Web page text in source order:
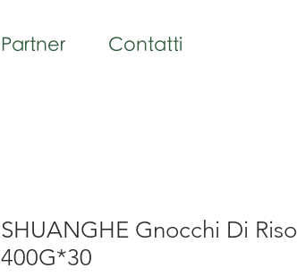
Partner Contatti
SHUANGHE Gnocchi Di Riso
400G*30